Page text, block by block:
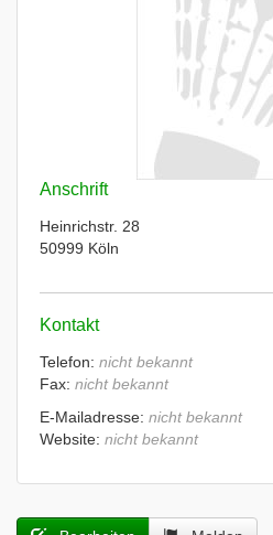
Anschrift
Heinrichstr. 28
50999 Köln
Kontakt
Telefon: nicht bekannt
Fax: nicht bekannt
E-Mailadresse: nicht bekannt
Website: nicht bekannt